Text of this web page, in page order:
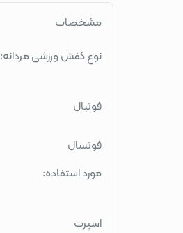
مشخصات
نوع کفش ورزشی مردانه:
فوتبال
فوتسال
مورد استفاده:
اسپرت